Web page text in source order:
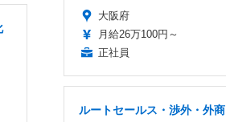
大阪府
月給26万100円～
正社員
ルートセールス・渉外・外商